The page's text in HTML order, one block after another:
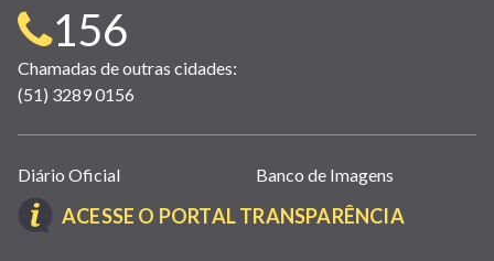
Telefone
para
contato:
156
Chamadas de outras cidades:
(51) 3289 0156
Links
úteis
(abrem
Diário Oficial Banco de Imagens
ACESSE O PORTAL TRANSPARÊNCIA(LINK